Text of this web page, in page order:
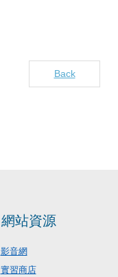
Back
網站資源
影音網
實習商店